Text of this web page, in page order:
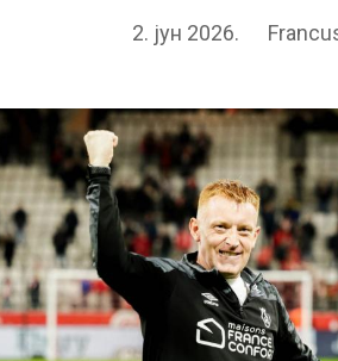
2. јун 2026.